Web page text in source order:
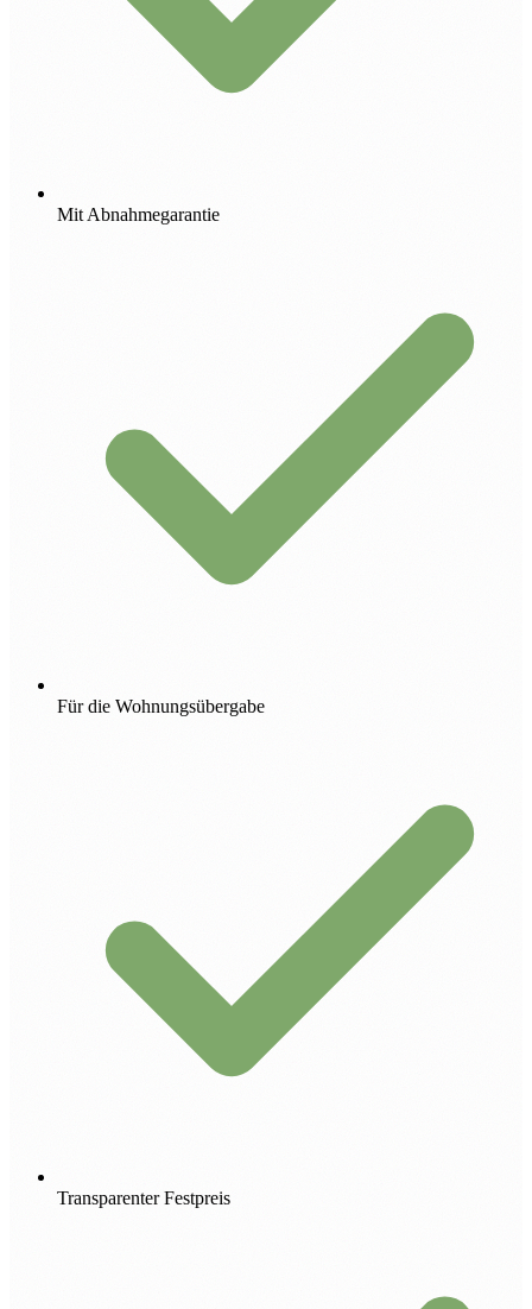
Mit Abnahmegarantie
Für die Wohnungsübergabe
Transparenter Festpreis